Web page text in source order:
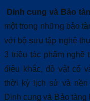
Dinh cung và Bảo
một trong những bảo
với bộ sưu tập nghệ
3 triệu tác phẩm nghệ
điêu khắc, đồ vật cổ
thời kỳ lịch sử và nền
Dinh cung và Bảo